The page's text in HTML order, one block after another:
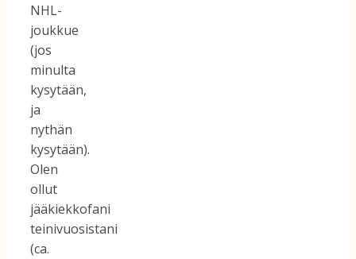
NHL-
joukkue
(jos
minulta
kysytään,
ja
nythän
kysytään).
Olen
ollut
jääkiekkofani
teinivuosistani
(ca.